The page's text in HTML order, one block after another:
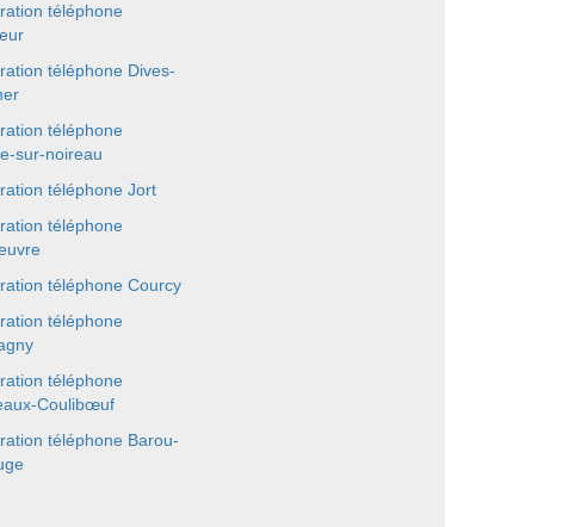
téléphone
téléphone Dives-
téléphone
sur-noireau
téléphone Jort
téléphone
téléphone Courcy
téléphone
téléphone
Coulibœuf
téléphone Barou-